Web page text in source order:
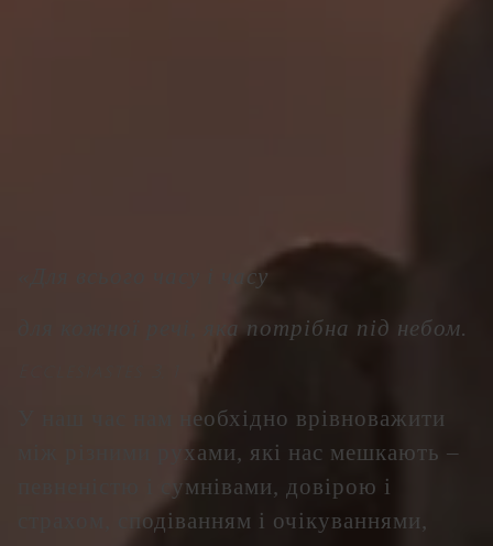
«Для всього часу і часу
для кожної речі, яка потрібна під небом.
У наш час нам необхідно врівноважити
між різними рухами, які нас мешкають –
певненістю і сумнівами, довірою і
страхом, сподіванням і очікуваннями,